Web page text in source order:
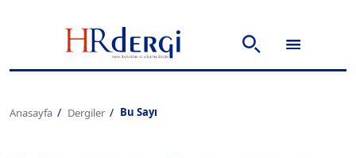
Anasayfa Dergiler Bu Sayı